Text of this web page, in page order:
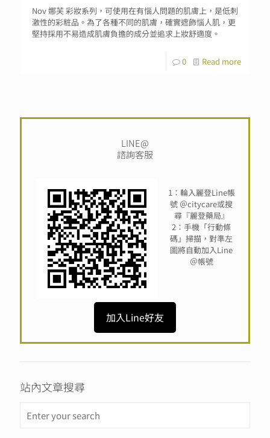
Nov 娜芙 彩妝系列，可使用在有惱人問題的肌膚上，是低刺
激性的彩粧品。為了各種不同的肌膚，確實遮飾惱人肌，更
堅持採用不易造成肌膚負擔的成分並追求上妝舒適度。
0 Read more
LINE@
諮詢客服
1：輪入麗登Line帳
號 ＠citycare或搜
尋『麗登藥局』
2：手機「行動條
碼」掃描，對準左
圖將自動加入Line
＠帳號
加入Line好友
站內文章搜尋